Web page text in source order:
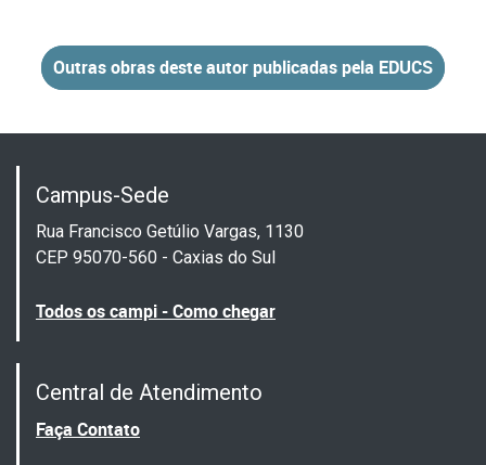
Outras obras deste autor publicadas pela EDUCS
Campus-Sede
Rua Francisco Getúlio Vargas, 1130
CEP 95070-560 - Caxias do Sul
Todos os campi - Como chegar
Central de Atendimento
Faça Contato